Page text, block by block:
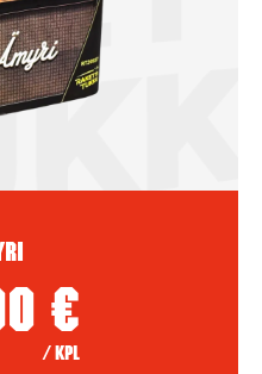
€
/ kpl